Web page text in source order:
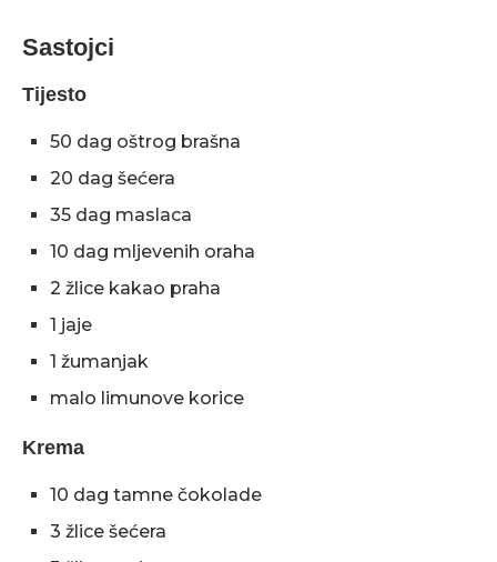
Sastojci
Tijesto
50 dag oštrog brašna
20 dag šećera
35 dag maslaca
10 dag mljevenih oraha
2 žlice kakao praha
1 jaje
1 žumanjak
malo limunove korice
Krema
10 dag tamne čokolade
3 žlice šećera